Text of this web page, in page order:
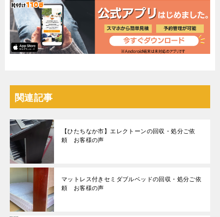
関連記事
【ひたちなか市】エレクトーンの回収・処分ご依
頼 お客様の声
マットレス付きセミダブルベッドの回収・処分ご依
頼 お客様の声